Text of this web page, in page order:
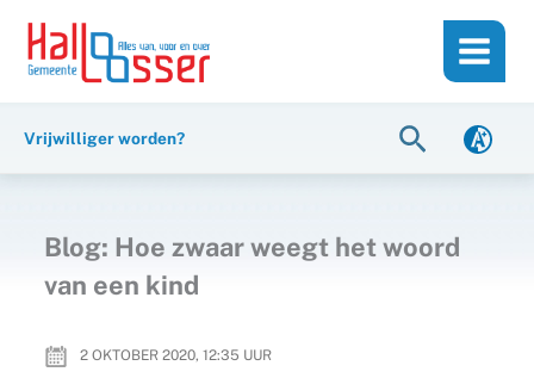
inhoud
naar
Vrijwilliger worden? Zoeken
Blog: Hoe zwaar weegt het woord
van een kind
2 OKTOBER 2020, 12:35 UUR